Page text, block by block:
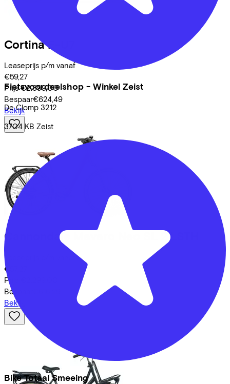
Fietsvoordeelshop - Winkel Zeist
De Clomp 3212
3704 KB Zeist
Bike Totaal Smeeing
Cortina E-U7
Leaseprijs p/m vanaf
€59,27
Prijs €2.399,00
Bespaar€624,49
Bekijk
Cannondale Mavaro Neo SL 2 LSTH
Leaseprijs p/m vanaf
€57,27
Prijs
Bespaar
Bekijk